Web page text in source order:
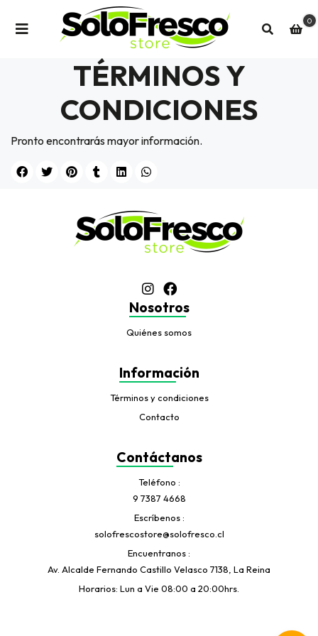
0
TÉRMINOS Y
CONDICIONES
Pronto encontrarás mayor información.
Nosotros
Quiénes somos
Información
Términos y condiciones
Contacto
Contáctanos
Teléfono
9 7387 4668
Escríbenos
solofrescostore@solofresco.cl
Encuentranos
Av. Alcalde Fernando Castillo Velasco 7138, La Reina
Horarios: Lun a Vie 08:00 a 20:00hrs.